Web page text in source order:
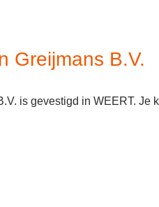
Greijmans B.V.
is gevestigd in WEERT. Je